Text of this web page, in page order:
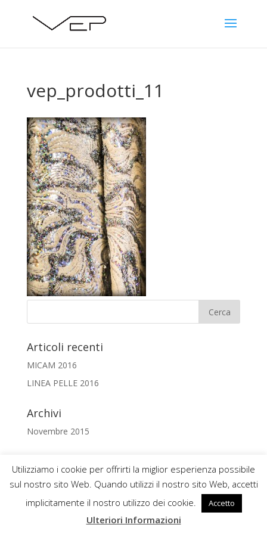
vep_prodotti_11
Articoli recenti
MICAM 2016
LINEA PELLE 2016
Archivi
Novembre 2015
VEP PELLAMI- P.IVA: 01466520440 © 2026
Utilizziamo i cookie per offrirti la miglior esperienza possibile
sul nostro sito Web. Quando utilizzi il nostro sito Web, accetti
implicitamente il nostro utilizzo dei cookie.
Accetto
Ulteriori Informazioni